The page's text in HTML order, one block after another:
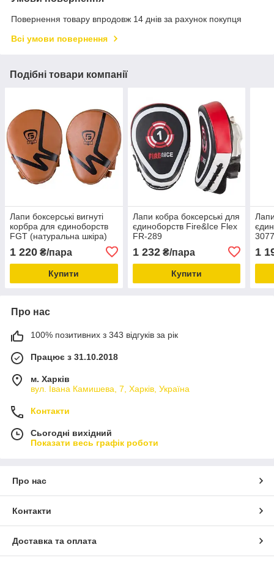
Повернення товару впродовж 14 днів за рахунок покупця
Всі умови повернення
Подібні товари компанії
Лапи боксерські вигнуті
корбра для єдиноборств
FGT (натуральна шкіра)
1 220 ₴/пара
Купити
Лапи кобра боксерські для
єдиноборств Fire&Ice Flex
FR-289
1 232₴/пара
Купити
1
Про нас
100% позитивних з 343 відгуків за рік
Працює з 31.10.2018
м. Харків
вул. Івана Камишева, 7, Харків, Україна
Контакти
Сьогодні вихідний
Показати весь графік роботи
Про нас
Контакти
Доставка та оплата